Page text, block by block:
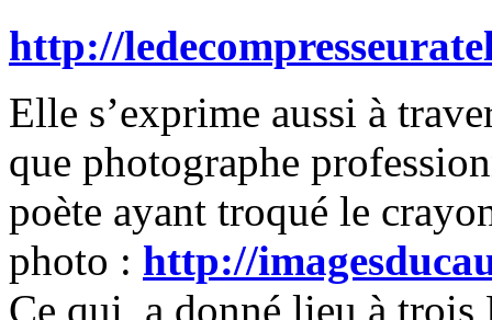
http://
Elle s’exprime aussi à
que photographe
poète ayant troqué le
photo : http://
Ce qui a donné lieu à trois